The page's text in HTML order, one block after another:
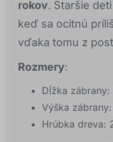
rokov. Staršie
keď sa ocitnú
vďaka tomu z
Rozmery:
Dĺžka zábrany:
Výška
Hrúbka dreva: